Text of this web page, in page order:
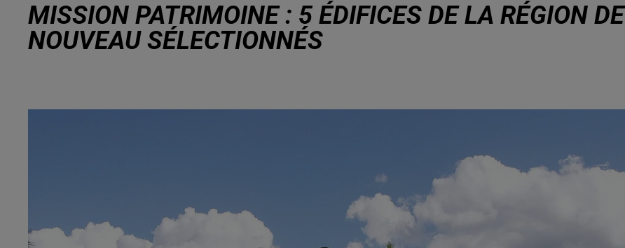
MISSION PATRIMOINE : 5 ÉDIFICES DE LA RÉGION DE
NOUVEAU SÉLECTIONNÉS